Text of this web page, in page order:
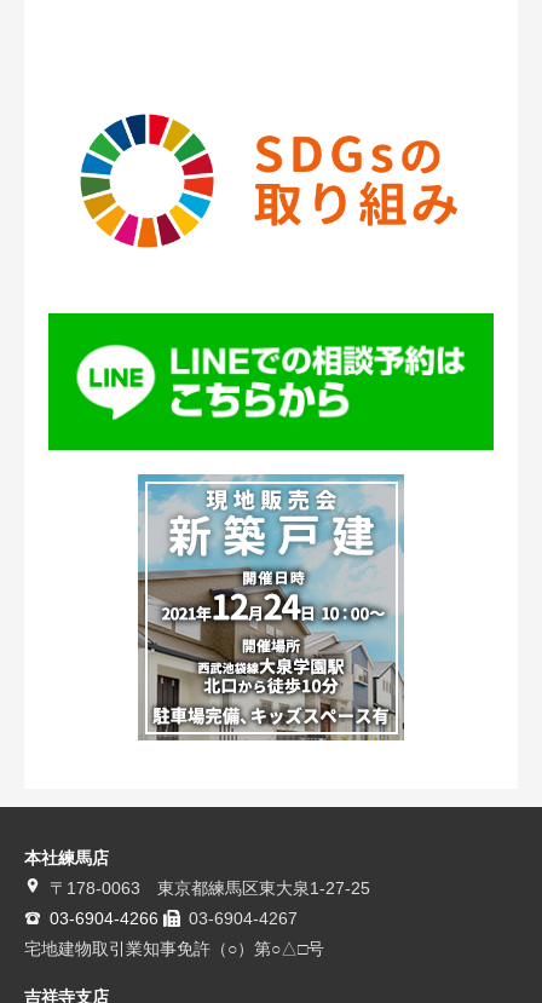
本社練馬店
〒178-0063 東京都練馬区東大泉1-27-25
03-6904-4266
03-6904-4267
宅地建物取引業知事免許（○）第○△□号
吉祥寺支店